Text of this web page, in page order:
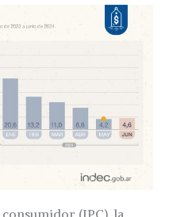
(IPC), la